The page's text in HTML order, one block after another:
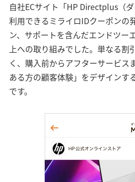
自社ECサイト「HP Directplus（
利用できるミライロIDクーポンの
ン、サポートを含んだエンドツー
上への取り組みでした。単なる割
く、購入前からアフターサービス
ある方の顧客体験」をデザインす
です。